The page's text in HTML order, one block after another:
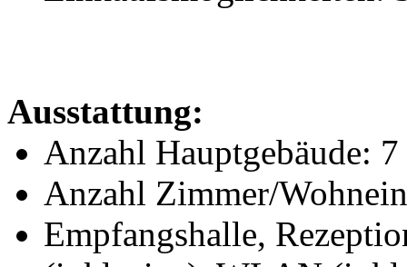
Ausstattung:
Anzahl Hauptgebäude: 7
Anzahl Zimmer/
Empfangshalle,